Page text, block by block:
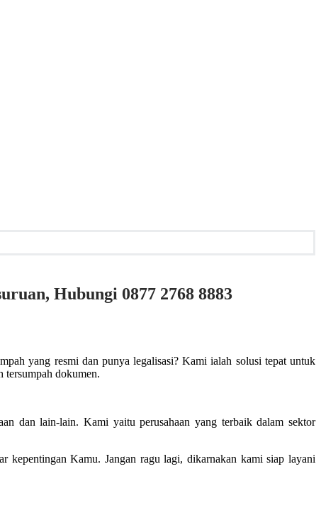
Hubungi 0877 2768 8883
yang resmi dan punya legalisasi? Kami ialah solusi tepat untuk
tersumpah dokumen.
dan lain-lain. Kami yaitu perusahaan yang terbaik dalam sektor
kepentingan Kamu. Jangan ragu lagi, dikarnakan kami siap layani